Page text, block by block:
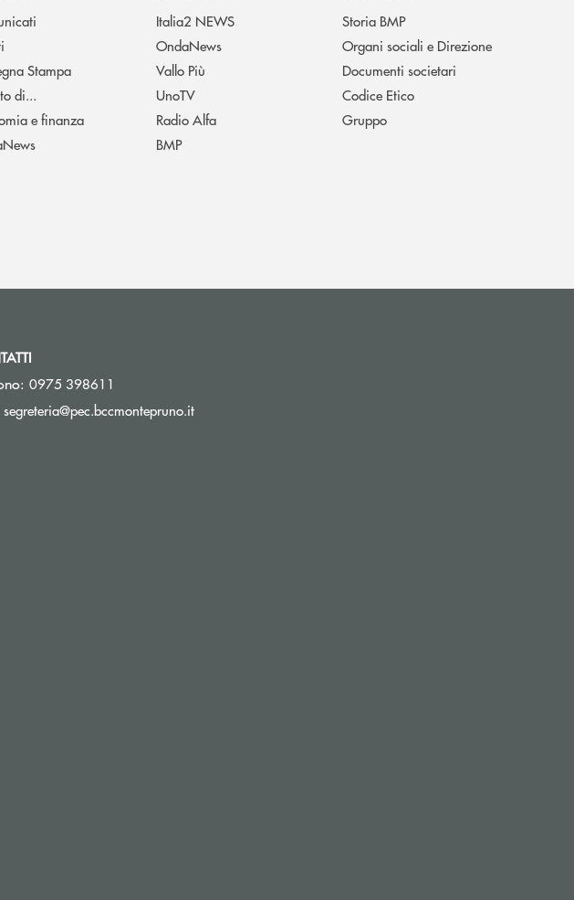
Stampa
di...
e finanza
Italia2 NEWS
OndaNews
Vallo Più
UnoTV
Radio Alfa
BMP
Storia BMP
Organi sociali e Direzione
Documenti societari
Codice Etico
Gruppo
finestra
0975 398611
segreteria@pec.bccmontepruno.it(si apre l’app di posta elettronica)